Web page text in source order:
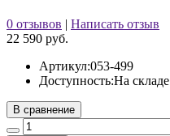
0 отзывов | Написать отзыв
22 590 руб.
Артикул:053-499
Доступность:На складе
В сравнение